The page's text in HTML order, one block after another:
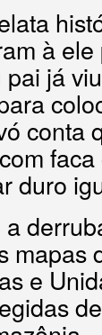
à
já
conta
duro
mapas
e